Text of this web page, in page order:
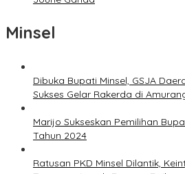
Minsel
Dibuka Bupati Minsel, GSJA
Sukses Gelar Rakerda di
Marijo Sukseskan Pemilihan
Tahun 2024
Ratusan PKD Minsel Dilantik,